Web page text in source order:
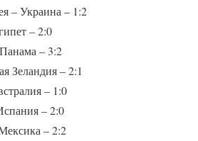
– Украина – 1:2
– 2:0
– 3:2
Зеландия – 2:1
– 1:0
– 2:0
– 2:2